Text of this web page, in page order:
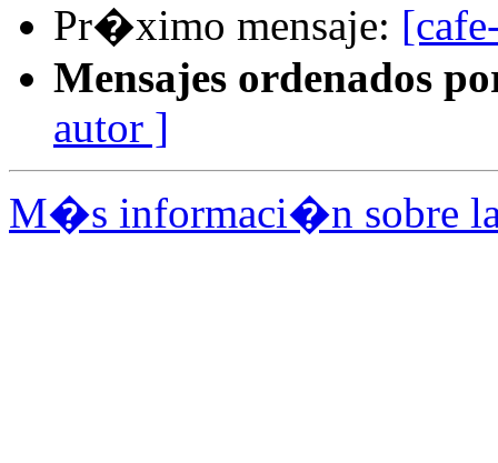
Pr�ximo mensaje:
Mensajes ordenados
autor ]
M�s informaci�n sobre